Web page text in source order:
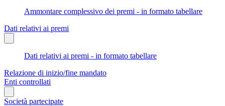
Ammontare complessivo dei premi - in formato tabellare
Dati relativi ai premi
Dati relativi ai premi - in formato tabellare
Relazione di inizio/fine mandato
Enti controllati
Società partecipate